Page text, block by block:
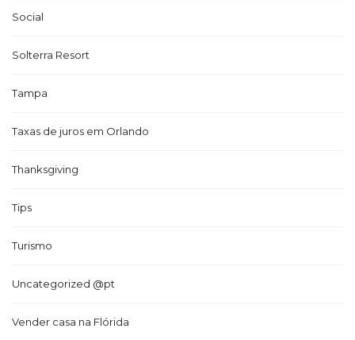
Social
Solterra Resort
Tampa
Taxas de juros em Orlando
Thanksgiving
Tips
Turismo
Uncategorized @pt
Vender casa na Flórida